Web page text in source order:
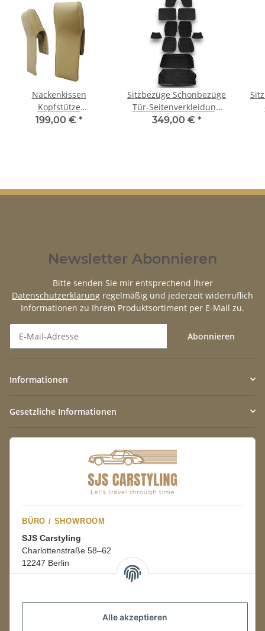
Alle akzeptieren
Nackenkissen
Kopfstütze
Nachrüstkopfstützen
199,00 € *
Sitzbezüge Schonbezüge
Tür-Seitenverkleidung
für VW Käfer 1200 - 1600
349,00 € *
Newsletter Abonnieren
Bitte senden Sie mir entsprechend Ihrer
Datenschutzerklärung regelmäßig und jederzeit widerruflich
Informationen zu Ihrem Produktsortiment per E-Mail zu.
Abonnieren
Informationen
Gesetzliche Informationen
BÜRO / SHOWROOM
SJS Carstyling
Charlottenstraße 58–62
12247 Berlin
08:00–16:00 Uhr